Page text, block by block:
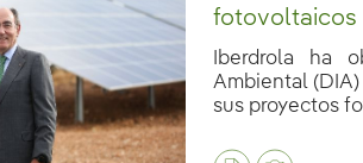
fotovoltaicos
Iberdrola ha
Ambiental
sus proyectos